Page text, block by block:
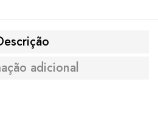
adicional